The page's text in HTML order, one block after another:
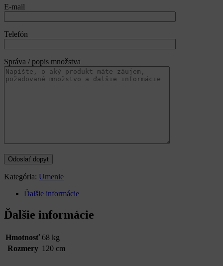
E-mail
Telefón
Správa / popis množstva
Kategória: Umenie
Ďalšie informácie
Ďalšie informácie
Hmotnosť 68 kg
Rozmery 120 cm